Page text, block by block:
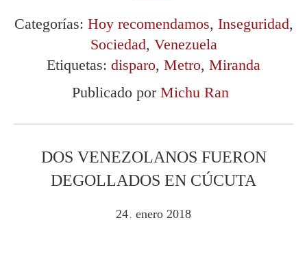
Categorías: Hoy recomendamos, Inseguridad,
Sociedad, Venezuela
Etiquetas: disparo, Metro, Miranda
Publicado por Michu Ran
DOS VENEZOLANOS FUERON
DEGOLLADOS EN CÚCUTA
24 . enero 2018